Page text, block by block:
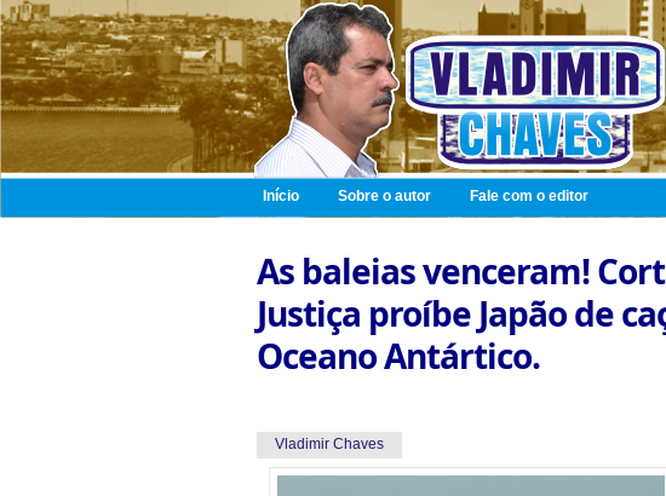
Início Sobre o autor Fale com o editor
As baleias venceram!
Justiça proíbe Japão de
Oceano Antártico.
Vladimir Chaves